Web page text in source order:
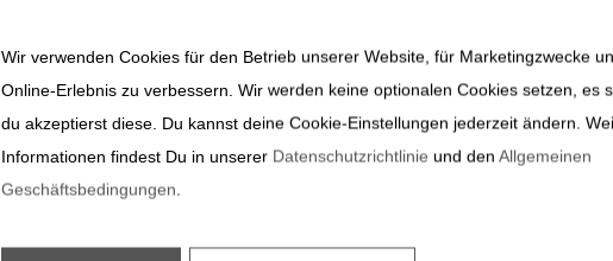
Wir verwenden Cookies für den Betrieb unserer Website, für Marketingzwecke
Online-Erlebnis zu verbessern. Wir werden keine optionalen Cookies setzen, es
du akzeptierst diese. Du kannst deine Cookie-Einstellungen jederzeit ändern.
Informationen findest Du in unserer Datenschutzrichtlinie und den Allgemeinen
Geschäftsbedingungen.